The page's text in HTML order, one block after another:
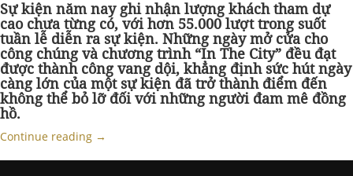
Sự kiện năm nay ghi nhận lượng khách tham dự
cao chưa từng có, với hơn 55.000 lượt trong suốt
tuần lễ diễn ra sự kiện. Những ngày mở cửa cho
công chúng và chương trình “In The City” đều đạt
được thành công vang dội, khẳng định sức hút ngày
càng lớn của một sự kiện đã trở thành điểm đến
không thể bỏ lỡ đối với những người đam mê đồng
hồ.
Continue reading →